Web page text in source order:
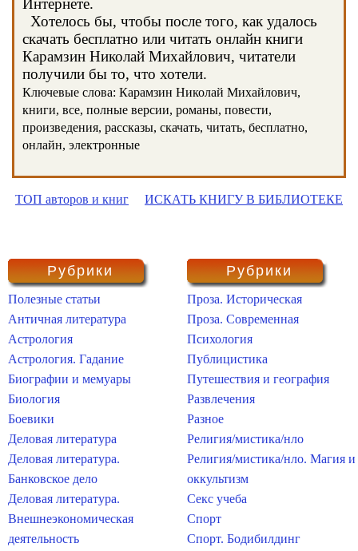
Интернете.
Хотелось бы, чтобы после того, как удалось
скачать бесплатно или читать онлайн книги
Карамзин Николай Михайлович, читатели
получили бы то, что хотели.
Ключевые слова: Карамзин Николай Михайлович,
книги, все, полные версии, романы, повести,
произведения, рассказы, скачать, читать, бесплатно,
онлайн, электронные
ТОП авторов и книг ИСКАТЬ КНИГУ В БИБЛИОТЕКЕ
Рубрики
Полезные статьи
Античная литература
Астрология
Астрология. Гадание
Биографии и мемуары
Биология
Боевики
Деловая литература
Деловая литература.
Банковское дело
Деловая литература.
Внешнеэкономическая
деятельность
Рубрики
Проза. Историческая
Проза. Современная
Психология
Публицистика
Путешествия и география
Развлечения
Разное
Религия/мистика/нло
Религия/мистика/нло. Магия и
оккультизм
Секс учеба
Спорт
Спорт. Бодибилдинг